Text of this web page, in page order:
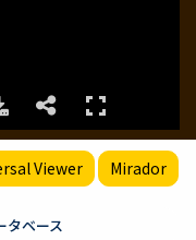
Viewer Mirador
タベース